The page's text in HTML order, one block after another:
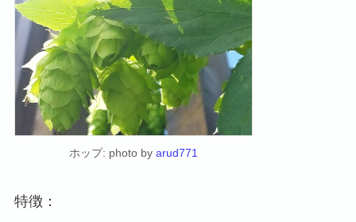
ホップ: photo by arud771
特徴：